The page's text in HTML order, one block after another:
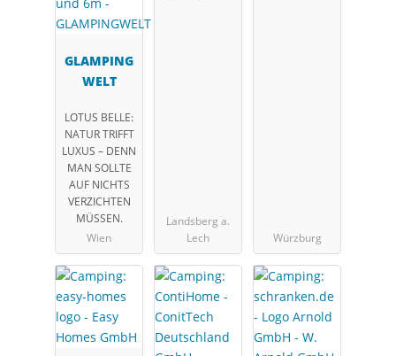
GLAMPING
WELT
LOTUS BELLE:
NATUR TRIFFT
LUXUS – DENN
MAN SOLLTE
AUF NICHTS
VERZICHTEN
MÜSSEN.
Wien
Landsberg a.
Lech
Würzburg